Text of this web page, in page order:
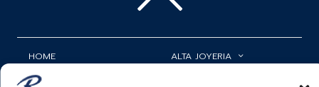
HOME
ROLEX
ALTA JOYERIA